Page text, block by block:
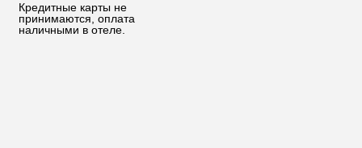
Кредитные карты не
принимаются, оплата
наличными в отеле.